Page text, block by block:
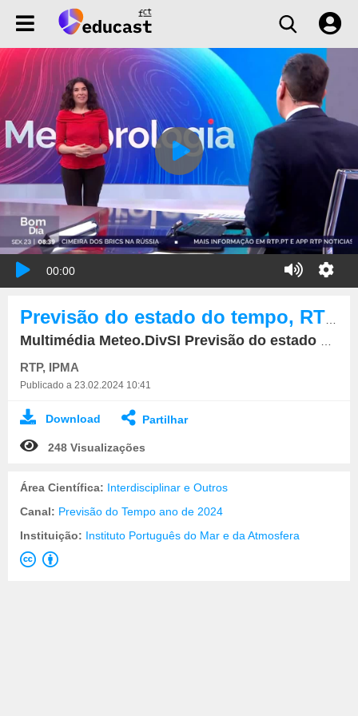
00:00
Multimédia Meteo.DivSI Previsão do estado do tempo, RTP1, 23-02-2024, IPMA. RTP, IPMA.
RTP, IPMA
Publicado a 23.02.2024 10:41
Download Partilhar
248 Visualizações
Área Científica: Interdisciplinar e Outros
Canal: Previsão do Tempo ano de 2024
Instituição: Instituto Português do Mar e da Atmosfera